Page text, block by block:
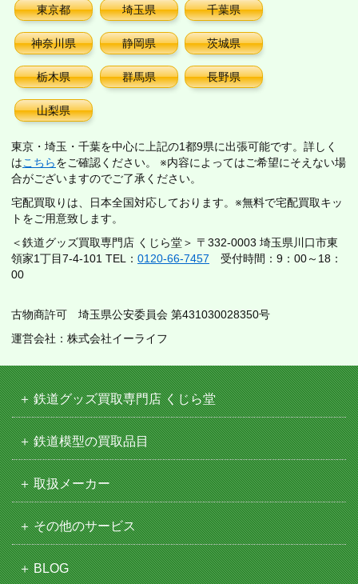
東京都 埼玉県 千葉県
神奈川県 静岡県 茨城県
栃木県 群馬県 長野県
山梨県
東京・埼玉・千葉を中心に上記の1都9県に出張可能です。詳しく
はこちらをご確認ください。 ※内容によってはご希望にそえない場
合がございますのでご了承ください。
宅配買取りは、日本全国対応しております。※無料で宅配買取キッ
トをご用意致します。
＜鉄道グッズ買取専門店 くじら堂＞ 〒332-0003 埼玉県川口市東
領家1丁目7-4-101 TEL： 0120-66-7457 受付時間：9：00～18：
00
古物商許可 埼玉県公安委員会 第431030028350号
運営会社：株式会社イーライフ
鉄道グッズ買取専門店 くじら堂
鉄道模型の買取品目
取扱メーカー
その他のサービス
BLOG